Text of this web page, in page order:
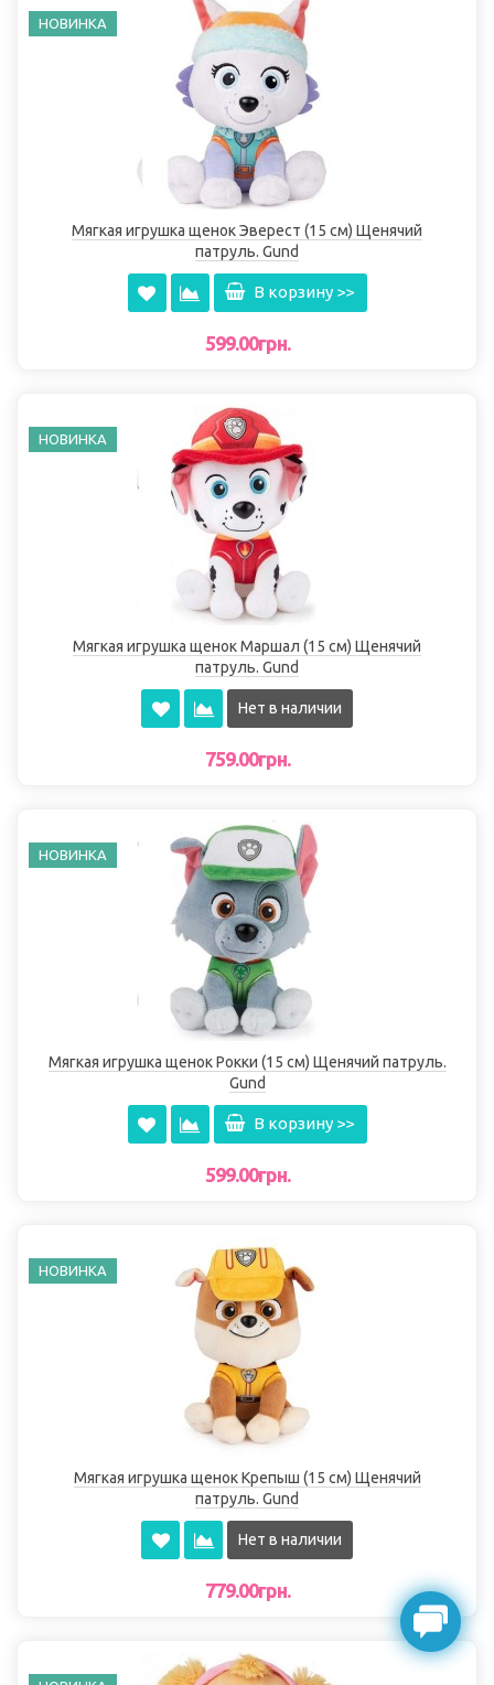
НОВИНКА
Мягкая игрушка щенок Эверест (15 см) Щенячий
патруль. Gund
В корзину >>
599.00грн.
НОВИНКА
Мягкая игрушка щенок Маршал (15 см) Щенячий
патруль. Gund
Нет в наличии
759.00грн.
НОВИНКА
Мягкая игрушка щенок Рокки (15 см) Щенячий патруль.
Gund
В корзину >>
599.00грн.
НОВИНКА
Мягкая игрушка щенок Крепыш (15 см) Щенячий
патруль. Gund
Нет в наличии
779.00грн.